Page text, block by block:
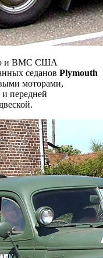
и ВМС США
седанов Plymouth
моторами,
передней